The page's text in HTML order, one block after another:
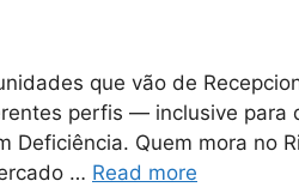
que vão de
perfis — inclusive para
Deficiência. Quem mora no
… Read more